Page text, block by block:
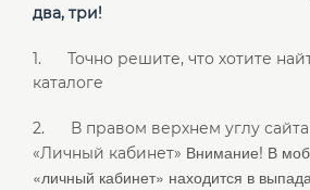
два, три!
1. Точно решите, что хотите
каталоге
2. В правом верхнем углу
«Личный кабинет» Внимание! В
«личный кабинет» находится в